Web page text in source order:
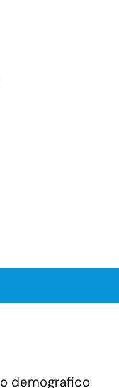
demografico